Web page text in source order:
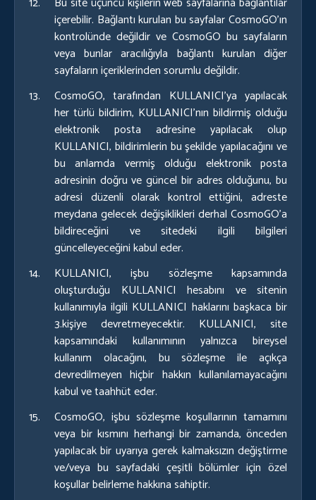
içerebilir. Bağlantı kurulan bu sayfalar CosmoGO’ın
kontrolünde değildir ve CosmoGO bu sayfaların
veya bunlar aracılığıyla bağlantı kurulan diğer
sayfaların içeriklerinden sorumlu değildir.
CosmoGO, tarafından KULLANICI’ya yapılacak
her türlü bildirim, KULLANICI’nın bildirmiş olduğu
elektronik posta adresine yapılacak olup
KULLANICI, bildirimlerin bu şekilde yapılacağını ve
bu anlamda vermiş olduğu elektronik posta
adresinin doğru ve güncel bir adres olduğunu, bu
adresi düzenli olarak kontrol ettiğini, adreste
meydana gelecek değişiklikleri derhal CosmoGO’a
bildireceğini ve sitedeki ilgili bilgileri
güncelleyeceğini kabul eder.
KULLANICI, işbu sözleşme kapsamında
oluşturduğu KULLANICI hesabını ve sitenin
kullanımıyla ilgili KULLANICI haklarını başkaca bir
3.kişiye devretmeyecektir. KULLANICI, site
kapsamındaki kullanımının yalnızca bireysel
kullanım olacağını, bu sözleşme ile açıkça
devredilmeyen hiçbir hakkın kullanılamayacağını
kabul ve taahhüt eder.
CosmoGO, işbu sözleşme koşullarının tamamını
veya bir kısmını herhangi bir zamanda, önceden
yapılacak bir uyarıya gerek kalmaksızın değiştirme
ve/veya bu sayfadaki çeşitli bölümler için özel
koşullar belirleme hakkına sahiptir.